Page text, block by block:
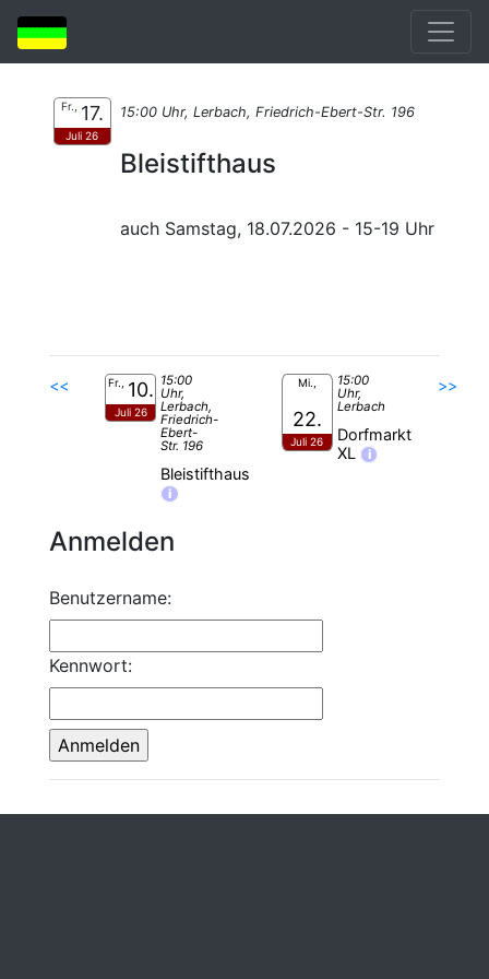
Fr., 17.
Juli 26
15:00 Uhr, Lerbach, Friedrich-Ebert-Str. 196
Bleistifthaus
auch Samstag, 18.07.2026 - 15-19 Uhr
<< Fr., 10.
Juli 26
15:00
Uhr,
Lerbach,
Friedrich-
Ebert-
Str. 196
Bleistifthaus
i
Mi.,
22.
Juli 26
15:00
Uhr,
Lerbach
Dorfmarkt
XL
i
>>
Anmelden
Benutzername:
Kennwort: